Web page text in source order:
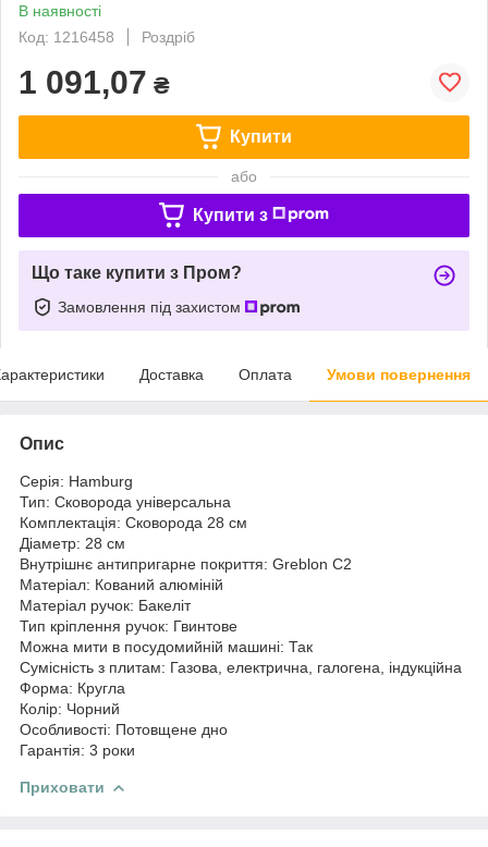
В наявності
Код: 1216458
Роздріб
1 091,07 ₴
Купити
або
Купити з
Що таке купити з Пром?
Замовлення під захистом
Доставка Оплата Умови повернення
Опис
Серія: Hamburg
Тип: Сковорода універсальна
Комплектація: Сковорода 28 см
Діаметр: 28 см
Внутрішнє антипригарне покриття: Greblon C2
Матеріал: Кований алюміній
Матеріал ручок: Бакеліт
Тип кріплення ручок: Гвинтове
Можна мити в посудомийній машині: Так
Сумісність з плитам: Газова, електрична, галогена, індукційна
Форма: Кругла
Колір: Чорний
Особливості: Потовщене дно
Гарантія: 3 роки
Приховати